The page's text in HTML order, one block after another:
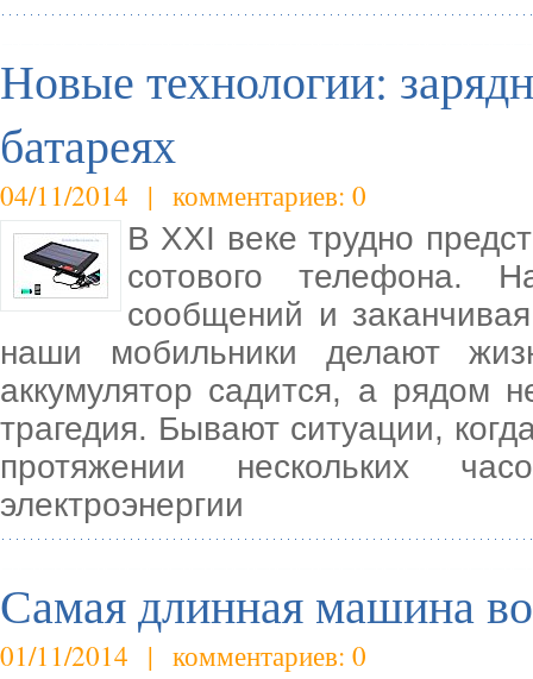
Новые технологии:
батареях
04/11/2014 | комментариев: 0
В XXI веке трудно
сотового телефона.
сообщений и
наши мобильники делают
аккумулятор садится, а рядом
трагедия. Бывают ситуации,
протяжении нескольких
электроэнергии
Самая длинная машина
01/11/2014 | комментариев: 0